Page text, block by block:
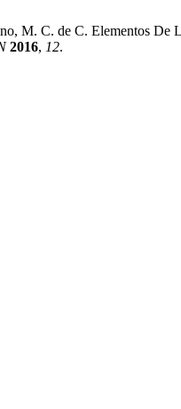
M. C. de C. Elementos De
2016, 12.